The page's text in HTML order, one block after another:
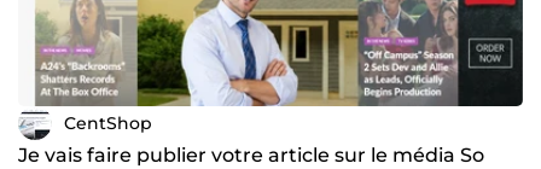
CentShop
Je vais faire publier votre article sur le média So